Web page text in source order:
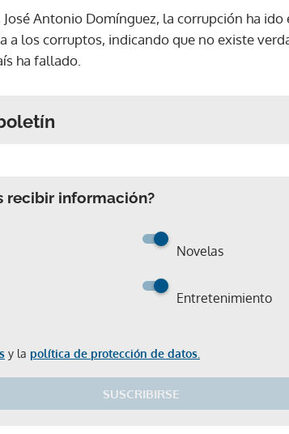
Antonio Domínguez, la corrupción ha
a los corruptos, indicando que no existe
ha fallado.
recibir información?
Novelas
Entretenimiento
y la política de protección de datos.
SUSCRIBIRSE